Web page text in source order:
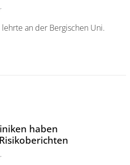
an der Bergischen Uni.
wurde gestern zum Professor an
haben